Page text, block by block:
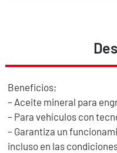
Beneficios;
– Aceite mineral para
– Para vehículos con
– Garantiza un
incluso en las